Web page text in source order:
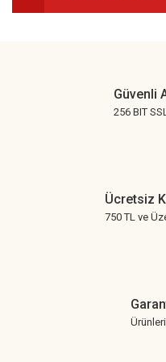
Güvenli
256 BIT
Ücretsiz
750 TL ve